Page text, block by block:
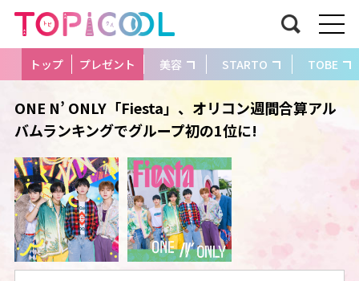
トップ プレゼント 美容 STARTO TOBE
ONE N’ ONLY「Fiesta」、オリコン週間合算アル
バムランキングでグループ初の1位に!